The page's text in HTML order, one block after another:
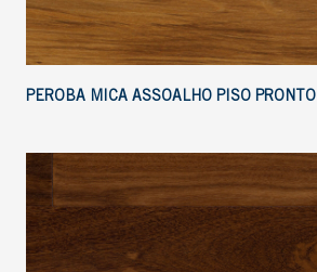
PEROBA MICA ASSOALHO PISO PRONTO